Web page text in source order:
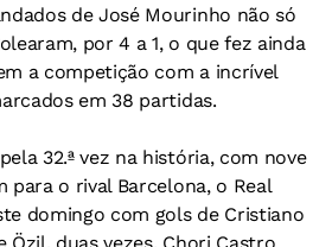
de José Mourinho não só
por 4 a 1, o que fez ainda
a competição com a incrível
em 38 partidas.
32.ª vez na história, com nove
para o rival Barcelona, o Real
domingo com gols de Cristiano